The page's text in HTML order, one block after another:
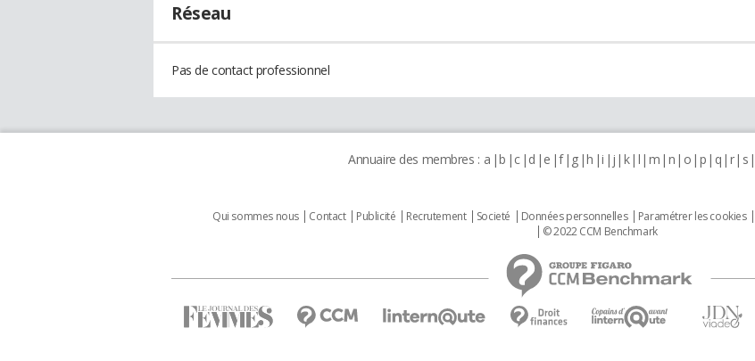
Réseau
Pas de contact professionnel
Annuaire des membres : a b c d e f g h i j k l m n o p q r s
Qui sommes nous Contact Publicité Recrutement Societé Données personnelles Paramétrer les cookies
© 2022 CCM Benchmark